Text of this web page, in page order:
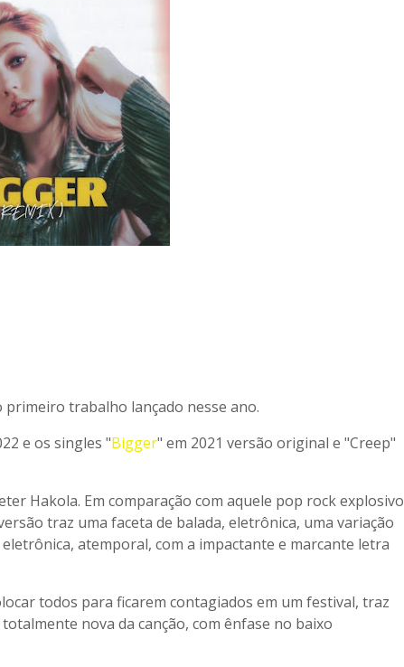
primeiro trabalho lançado nesse ano.
e os singles "Bigger" em 2021 versão original e "Creep"
Hakola. Em comparação com aquele pop rock explosivo
traz uma faceta de balada, eletrônica, uma variação
atemporal, com a impactante e marcante letra
todos para ficarem contagiados em um festival, traz
nova da canção, com ênfase no baixo